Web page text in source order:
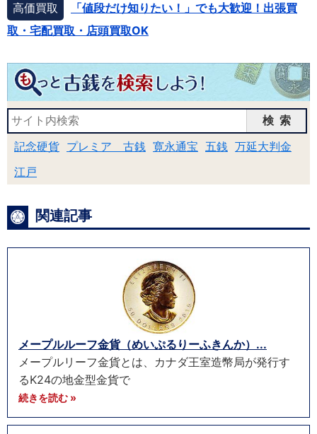
高価買取
「値段だけ知りたい！」でも大歓迎！出張買
取・宅配買取・店頭買取OK
検索
記念硬貨 プレミア 古銭 寛永通宝 五銭 万延大判金
江戸
関連記事
メープルルーフ金貨（めいぷるりーふきんか）...
メープルリーフ金貨とは、カナダ王室造幣局が発行す
るK24の地金型金貨で
続きを読む »